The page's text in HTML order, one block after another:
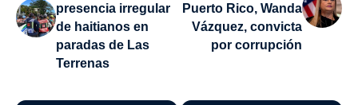
presencia irregular
de haitianos en
paradas de Las
Terrenas
Puerto Rico, Wanda
Vázquez, convicta
por corrupción